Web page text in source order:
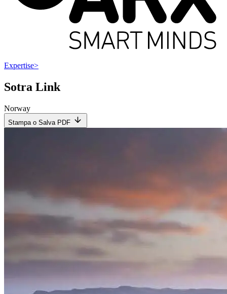
Expertise>
Sotra Link
Norway
Stampa o Salva PDF